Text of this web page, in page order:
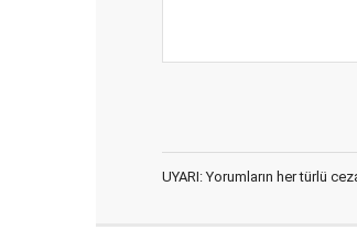
UYARI: Yorumların her türlü